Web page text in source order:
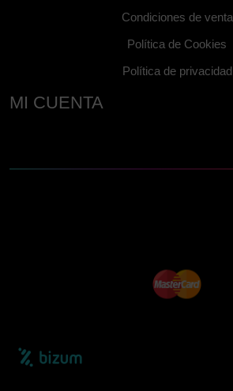
Condiciones de venta
Política de Cookies
Política de privacidad
MI CUENTA